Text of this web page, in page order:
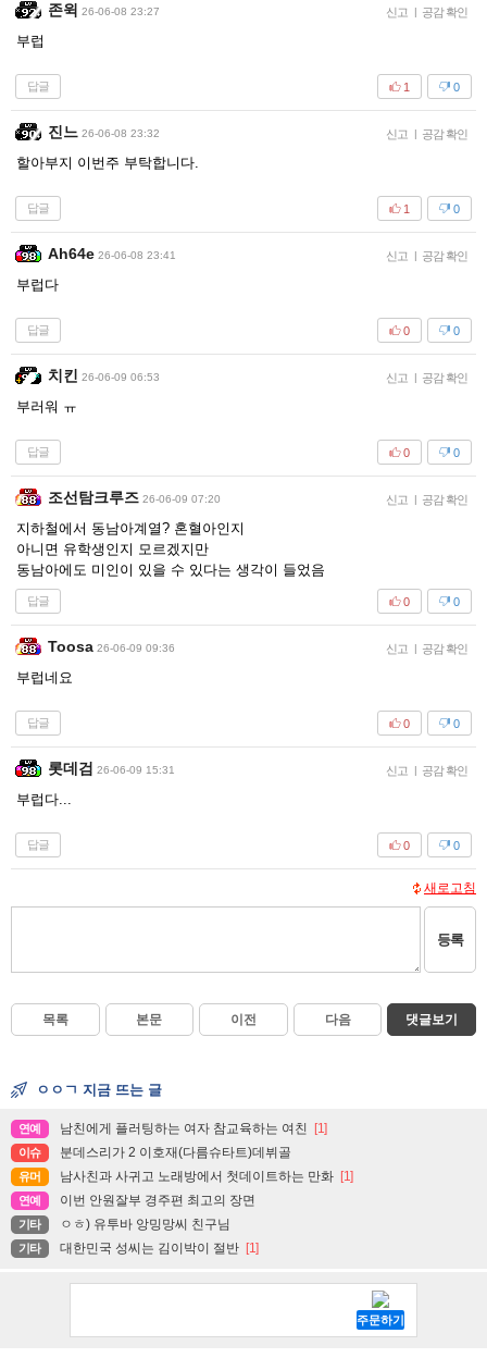
존윅 26-06-08 23:27 신고 | 공감 확인
부럽
답글 0
1
진느 26-06-08 23:32 신고 | 공감 확인
할아부지 이번주 부탁합니다.
답글 0
1
Ah64e 26-06-08 23:41 신고 | 공감 확인
부럽다
답글 0
0
치킨 26-06-09 06:53 신고 | 공감 확인
부러워 ㅠ
답글 0
0
조선탐크루즈 26-06-09 07:20 신고 | 공감 확인
지하철에서 동남아계열? 혼혈아인지
아니면 유학생인지 모르겠지만
동남아에도 미인이 있을 수 있다는 생각이 들었음
답글 0
0
Toosa 26-06-09 09:36 신고 | 공감 확인
부럽네요
답글 0
0
롯데검 26-06-09 15:31 신고 | 공감 확인
부럽다...
답글 0
0
새로고침
등록
목록 본문 이전 다음 댓글보기
ㅇㅇㄱ 지금 뜨는 글
연예 남친에게 플러팅하는 여자 참교육하는 여친 [1]
이슈 분데스리가 2 이호재(다름슈타트)데뷔골
유머 남사친과 사귀고 노래방에서 첫데이트하는 만화 [1]
연예 이번 안원잘부 경주편 최고의 장면
기타 ㅇㅎ) 유투바 앙밍망씨 친구님
기타 대한민국 성씨는 김이박이 절반 [1]